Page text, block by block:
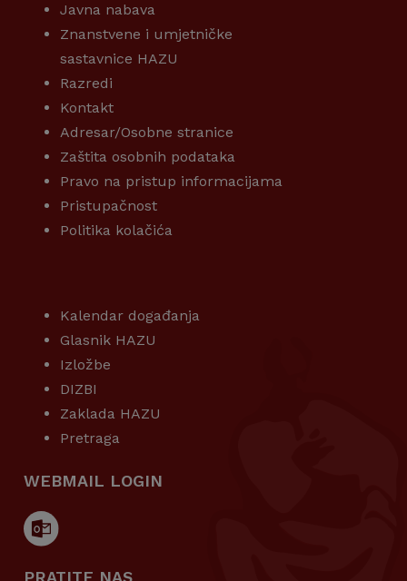
Javna nabava
Znanstvene i umjetničke
sastavnice HAZU
Razredi
Kontakt
Adresar/Osobne stranice
Zaštita osobnih podataka
Pravo na pristup informacijama
Pristupačnost
Politika kolačića
Kalendar događanja
Glasnik HAZU
Izložbe
DIZBI
Zaklada HAZU
Pretraga
WEBMAIL LOGIN